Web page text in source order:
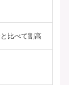
比べて割高